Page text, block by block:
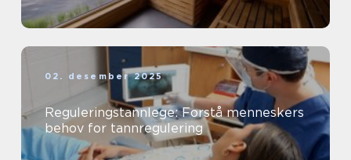
02. desember 2025
Reguleringstannlege: Forstå menneskers
behov for tannregulering